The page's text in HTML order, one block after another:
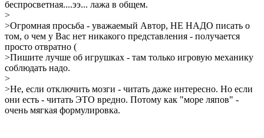
беспросветная....ээ... лажа в общем.
>
>Огромная просьба - уважаемый Автор, НЕ НАДО писать о
том, о чем у Вас нет никакого представления - получается
просто отвратно (
>Пишите лучше об игрушках - там только игровую механику
соблюдать надо.
>
>Не, если отключить мозги - читать даже интересно. Но если
они есть - читать ЭТО вредно. Потому как "море ляпов" -
очень мягкая формулировка.